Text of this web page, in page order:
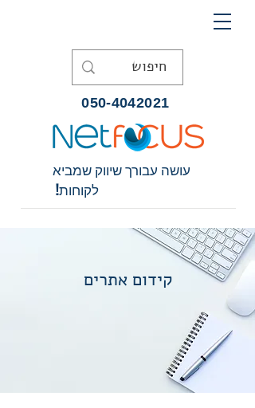
050-4042021
עושה עבורך שיווק שמביא
לקוחות!
קידום אתרים